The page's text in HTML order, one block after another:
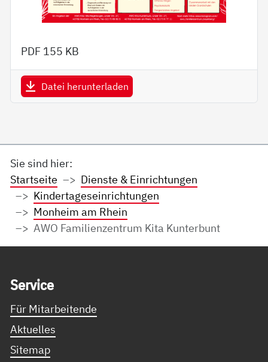
PDF 155 KB
Datei herunterladen
Sie sind hier:
Startseite
Dienste & Einrichtungen
Kindertageseinrichtungen
Monheim am Rhein
AWO Familienzentrum Kita Kunterbunt
Ser­vice
Für Mitarbeitende
Aktuelles
Sitemap